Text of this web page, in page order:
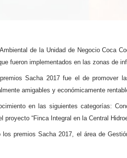
de la Unidad de Negocio Coca
fueron implementados en las zonas de
Sacha 2017 fue el de promover
amigables y económicamente
en las siguientes categorías:
proyecto “Finca Integral en la Central
premios Sacha 2017, el área de